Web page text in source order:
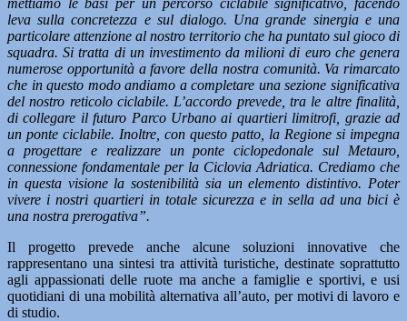
mettiamo le basi per un percorso ciclabile significativo, facendo
leva sulla concretezza e sul dialogo. Una grande sinergia e una
particolare attenzione al nostro territorio che ha puntato sul gioco di
squadra. Si tratta di un investimento da milioni di euro che genera
numerose opportunità a favore della nostra comunità. Va rimarcato
che in questo modo andiamo a completare una sezione significativa
del nostro reticolo ciclabile. L’accordo prevede, tra le altre finalità,
di collegare il futuro Parco Urbano ai quartieri limitrofi, grazie ad
un ponte ciclabile. Inoltre, con questo patto, la Regione si impegna
a progettare e realizzare un ponte ciclopedonale sul Metauro,
connessione fondamentale per la Ciclovia Adriatica. Crediamo che
in questa visione la sostenibilità sia un elemento distintivo. Poter
vivere i nostri quartieri in totale sicurezza e in sella ad una bici è
una nostra prerogativa”.
Il progetto prevede anche alcune soluzioni innovative che
rappresentano una sintesi tra attività turistiche, destinate soprattutto
agli appassionati delle ruote ma anche a famiglie e sportivi, e usi
quotidiani di una mobilità alternativa all’auto, per motivi di lavoro e
di studio.